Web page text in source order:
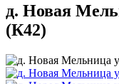
д. Новая
(К42)